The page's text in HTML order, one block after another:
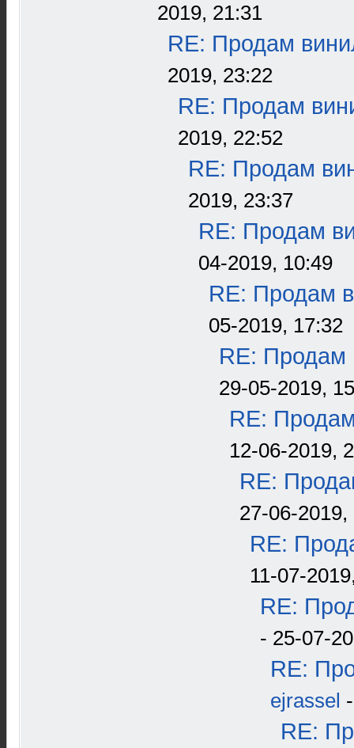
2019, 21:31
RE: Продам
2019, 23:22
RE: Продам
2019, 22:52
RE: Продам
2019, 23:37
RE: Продам
04-2019, 10:49
RE: Продам
05-2019, 17:32
RE: Продам
29-05-2019,
RE:
12-06-2019,
RE:
27-06-2019,
RE:
11-07-
RE:
- 25-07-
RE:
ejrassel
RE: